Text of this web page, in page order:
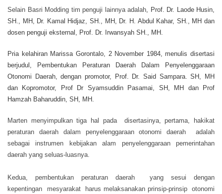
Selain Basri Modding tim penguji lainnya adalah , Prof. Dr. Laode Husin,
SH., MH, Dr. Kamal Hidjaz, SH., MH, Dr. H. Abdul Kahar, SH., MH dan
dosen penguji eksternal, Prof. Dr. Irwansyah SH., MH.
Pria kelahiran Marissa Gorontalo, 2 November 1984, menulis disertasi
berjudul, Pembentukan Peraturan Daerah Dalam Penyelenggaraan
Otonomi Daerah, dengan promotor, Prof. Dr. Said Sampara. SH, MH
dan Kopromotor, Prof Dr Syamsuddin Pasamai, SH, MH dan Prof
Hamzah Baharuddin, SH, MH.
Marten menyimpulkan tiga hal pada disertasinya, pertama, hakikat
peraturan daerah dalam penyelenggaraan otonomi daerah adalah
sebagai instrumen kebijakan alam penyelenggaraan pemerintahan
daerah yang seluas-luasnya.
Kedua, pembentukan peraturan daerah yang sesui dengan
kepentingan mesyarakat harus melaksanakan prinsip-prinsip otonomi